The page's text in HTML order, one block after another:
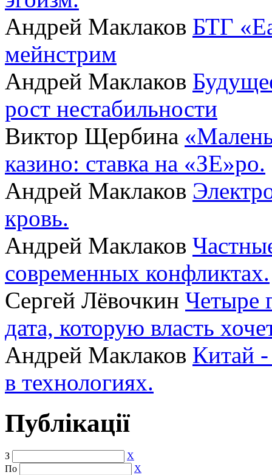
Андрей Маклаков БТГ
мейнстрим
Андрей Маклаков
рост нестабильности
Виктор Щербина
казино: ставка на «ЗЕ»ро.
Андрей Маклаков
кровь.
Андрей Маклаков
современных конфликтах.
Сергей Лёвочкин Четыре
дата, которую власть
Андрей Маклаков Китай
в технологиях.
Публікації
З
X
По
X